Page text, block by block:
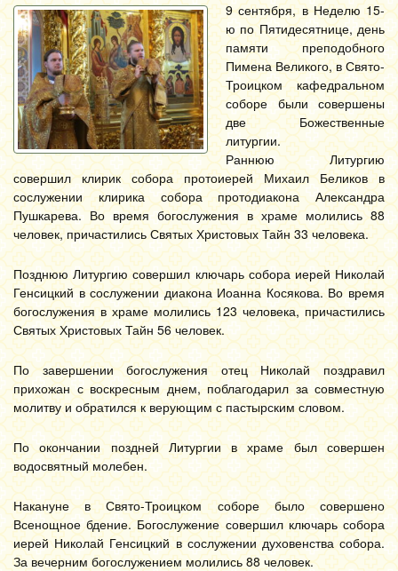
9 сентября, в Неделю 15-
ю по Пятидесятнице, день
памяти преподобного
Пимена Великого, в Свято-
Троицком кафедральном
соборе были совершены
две Божественные
литургии.
Раннюю Литургию
совершил клирик собора протоиерей Михаил Беликов в
сослужении клирика собора протодиакона Александра
Пушкарева. Во время богослужения в храме молились 88
человек, причастились Святых Христовых Тайн 33 человека.
Позднюю Литургию совершил ключарь собора иерей Николай
Генсицкий в сослужении диакона Иоанна Косякова. Во время
богослужения в храме молились 123 человека, причастились
Святых Христовых Тайн 56 человек.
По завершении богослужения отец Николай поздравил
прихожан с воскресным днем, поблагодарил за совместную
молитву и обратился к верующим с пастырским словом.
По окончании поздней Литургии в храме был совершен
водосвятный молебен.
Накануне в Свято-Троицком соборе было совершено
Всенощное бдение. Богослужение совершил ключарь собора
иерей Николай Генсицкий в сослужении духовенства собора.
За вечерним богослужением молились 88 человек.